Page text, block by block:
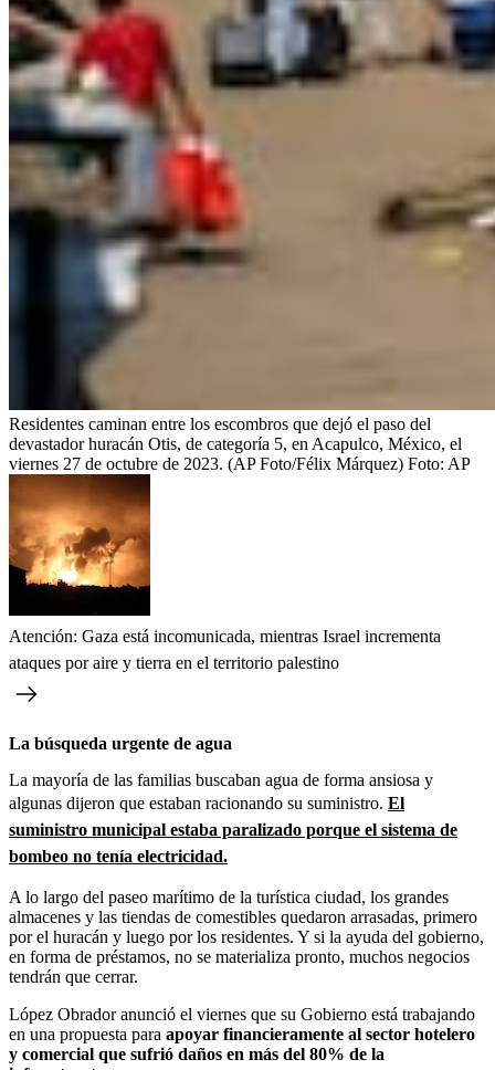
Residentes caminan entre los escombros que dejó el paso del
devastador huracán Otis, de categoría 5, en Acapulco, México, el
viernes 27 de octubre de 2023. (AP Foto/Félix Márquez) Foto: AP
Atención: Gaza está incomunicada, mientras Israel incrementa
ataques por aire y tierra en el territorio palestino
La búsqueda urgente de agua
La mayoría de las familias buscaban agua de forma ansiosa y
algunas dijeron que estaban racionando su suministro. El
suministro municipal estaba paralizado porque el sistema de
bombeo no tenía electricidad.
A lo largo del paseo marítimo de la turística ciudad, los grandes
almacenes y las tiendas de comestibles quedaron arrasadas, primero
por el huracán y luego por los residentes. Y si la ayuda del gobierno,
en forma de préstamos, no se materializa pronto, muchos negocios
tendrán que cerrar.
López Obrador anunció el viernes que su Gobierno está trabajando
en una propuesta para apoyar financieramente al sector hotelero
y comercial que sufrió daños en más del 80% de la